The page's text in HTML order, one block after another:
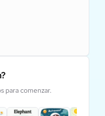
para comenzar.